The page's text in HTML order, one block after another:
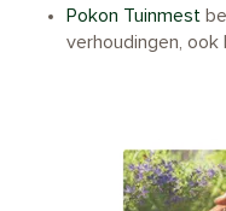
Pokon Tuinmest
verhoudingen, ook